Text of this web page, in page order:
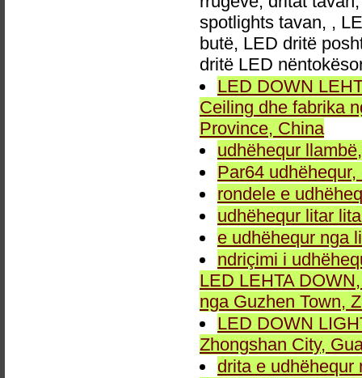
spotlights tavan, ,
butë, LED dritë
dritë LED
LED DOWN
Ceiling dhe fabrika
Province, China
udhëhequr
Par64
rondele e
udhëhequr litar
e udhëhequr nga
ndriçimi i
LED LEHTA
nga Guzhen Town,
LED DOWN
Zhongshan City,
drita e udhëhequr